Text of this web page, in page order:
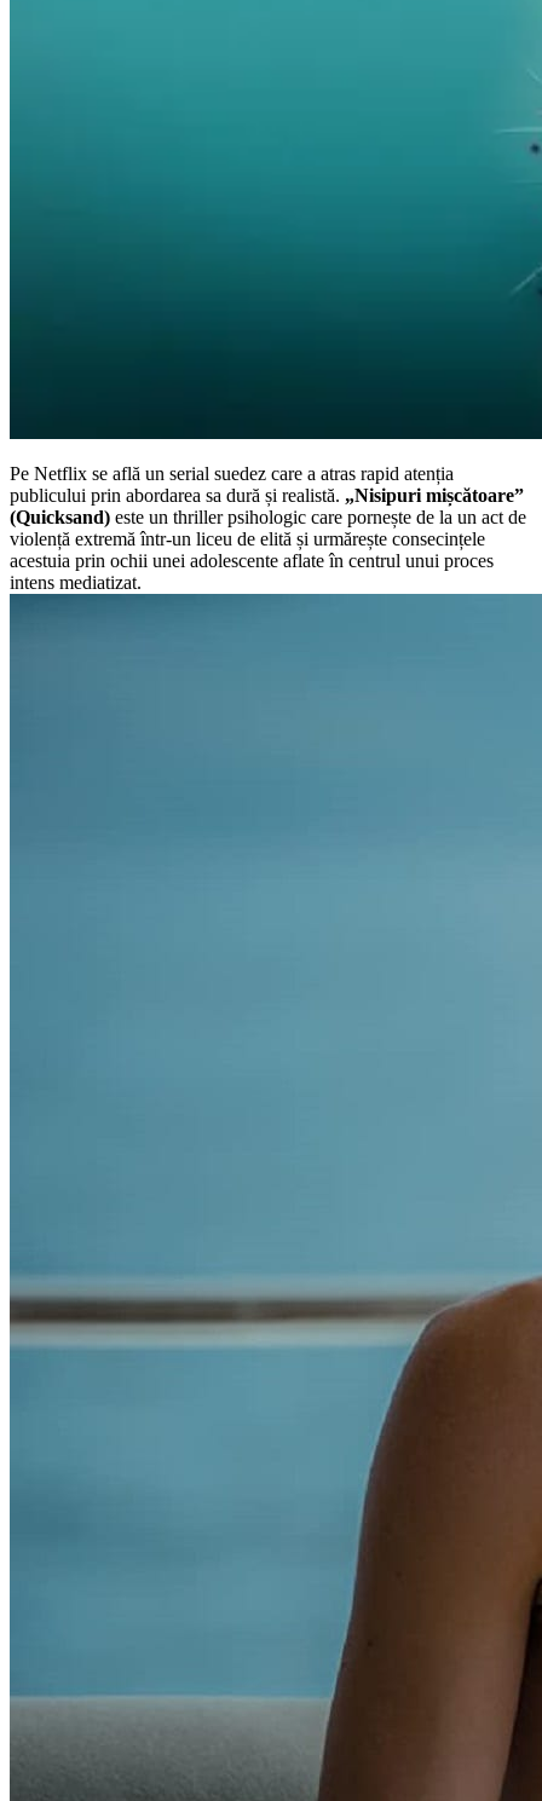
Pe Netflix se află un serial suedez care a atras rapid atenția
publicului prin abordarea sa dură și realistă. „Nisipuri mișcătoare”
(Quicksand) este un thriller psihologic care pornește de la un act de
violență extremă într-un liceu de elită și urmărește consecințele
acestuia prin ochii unei adolescente aflate în centrul unui proces
intens mediatizat.